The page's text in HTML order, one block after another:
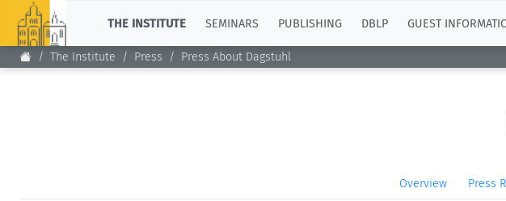
THE INSTITUTE SEMINARS PUBLISHING DBLP GUEST
The Institute Press Press About Dagstuhl
Overview Press